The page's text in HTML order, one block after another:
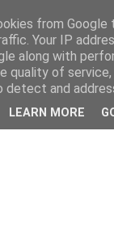
from
Your IP
along with
quality of service,
and
LEARN MORE